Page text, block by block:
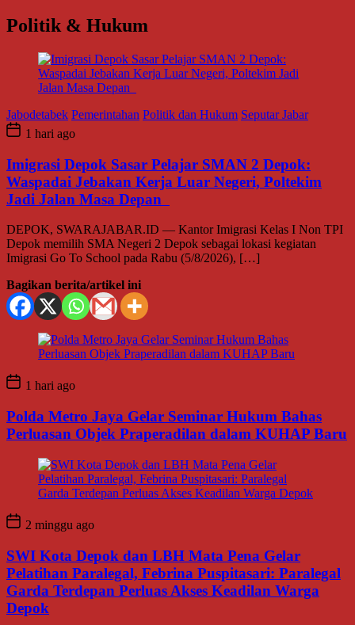
Politik & Hukum
Jabodetabek Pemerintahan Politik dan Hukum Seputar Jabar
1 hari ago
Imigrasi Depok Sasar Pelajar SMAN 2 Depok:
Waspadai Jebakan Kerja Luar Negeri, Poltekim
Jadi Jalan Masa Depan
DEPOK, SWARAJABAR.ID — Kantor Imigrasi Kelas I Non TPI
Depok memilih SMA Negeri 2 Depok sebagai lokasi kegiatan
Imigrasi Go To School pada Rabu (5/8/2026), […]
Bagikan berita/artikel ini
1 hari ago
Polda Metro Jaya Gelar Seminar Hukum Bahas
Perluasan Objek Praperadilan dalam KUHAP Baru
2 minggu ago
SWI Kota Depok dan LBH Mata Pena Gelar
Pelatihan Paralegal, Febrina Puspitasari: Paralegal
Garda Terdepan Perluas Akses Keadilan Warga
Depok